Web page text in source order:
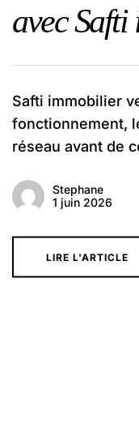
avec
Safti immobilier
fonctionnement,
réseau avant de
Stephane
1 juin 2026
LIRE L'ARTICLE